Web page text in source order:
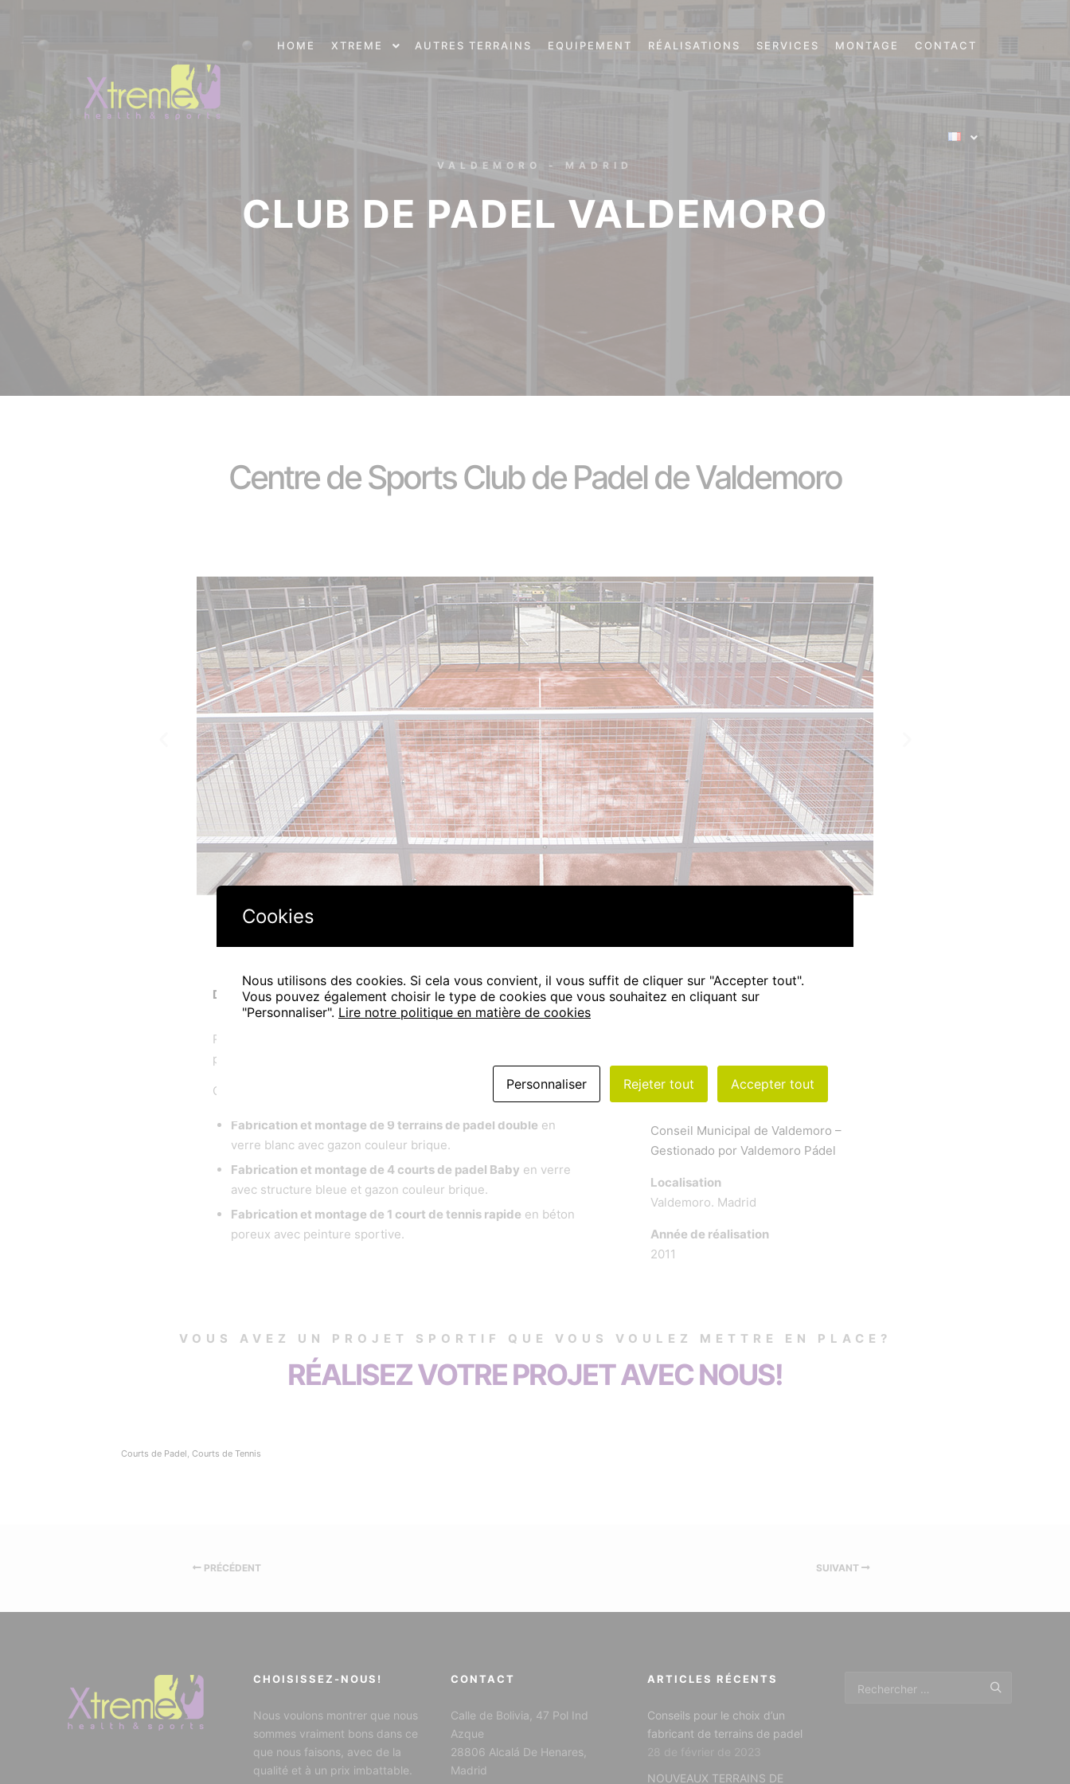
HOME XTREME AUTRES TERRAINS EQUIPEMENT RÉALISATIONS SERVICES MONTAGE CONTACT
VALDEMORO - MADRID
CLUB DE PADEL VALDEMORO
Centre de Sports Club de Padel de Valdemoro
DESCRIPTION
Réalisation du projet sportif, fabrication et montage du club de
padel Valdemoro dans le quartier El Caracol.
Construction de terrains de sport:
Fabrication et montage de 9 terrains de padel double en
verre blanc avec gazon couleur brique.
Fabrication et montage de 4 courts de padel Baby en verre
avec structure bleue et gazon couleur brique.
Fabrication et montage de 1 court de tennis rapide en béton
poreux avec peinture sportive.
DÉTAILS
installation
Conseil Municipal de Valdemoro –
Gestionado por Valdemoro Pádel
Localisation
Valdemoro. Madrid
Année de réalisation
2011
VOUS AVEZ UN PROJET SPORTIF QUE VOUS VOULEZ METTRE EN PLACE?
RÉALISEZ VOTRE PROJET AVEC NOUS!
Courts de Padel, Courts de Tennis
PRÉCÉDENT SUIVANT
CHOISISSEZ-NOUS!
Nous voulons montrer que nous
sommes vraiment bons dans ce
que nous faisons, avec de la
qualité et à un prix imbattable.
CONTACT
Calle de Bolivia, 47 Pol Ind
Azque
28806 Alcalá De Henares,
Madrid
ARTICLES RÉCENTS
Conseils pour le choix d’un
fabricant de terrains de padel
NOUVEAUX TERRAINS DE
Cookies
Nous utilisons des cookies. Si cela vous convient, il vous suffit de cliquer sur "Accepter tout".
Vous pouvez également choisir le type de cookies que vous souhaitez en cliquant sur
"Personnaliser". Lire notre politique en matière de cookies
Personnaliser Rejeter tout Accepter tout